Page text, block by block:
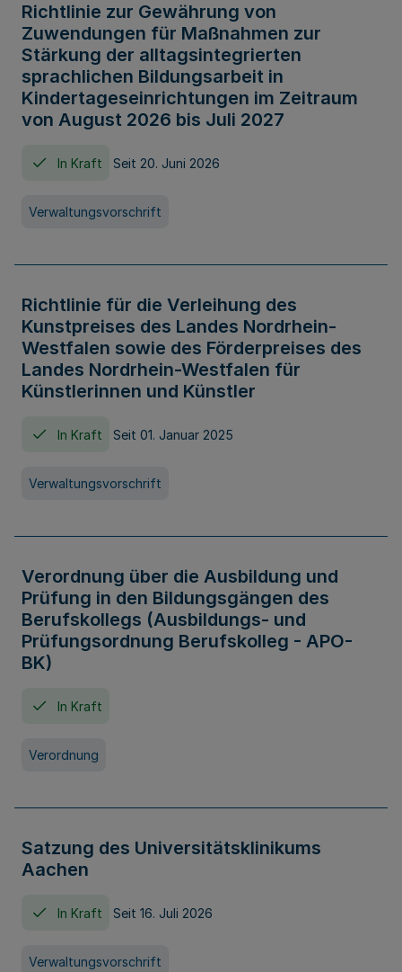
Richtlinie zur Gewährung von
Zuwendungen für Maßnahmen zur
Stärkung der alltagsintegrierten
sprachlichen Bildungsarbeit in
Kindertageseinrichtungen im Zeitraum
von August 2026 bis Juli 2027
In Kraft Seit 20. Juni 2026
Verwaltungsvorschrift
Richtlinie für die Verleihung des
Kunstpreises des Landes Nordrhein-
Westfalen sowie des Förderpreises des
Landes Nordrhein-Westfalen für
Künstlerinnen und Künstler
In Kraft Seit 01. Januar 2025
Verwaltungsvorschrift
Verordnung über die Ausbildung und
Prüfung in den Bildungsgängen des
Berufskollegs (Ausbildungs- und
Prüfungsordnung Berufskolleg - APO-
BK)
In Kraft
Verordnung
Satzung des Universitätsklinikums
Aachen
In Kraft Seit 16. Juli 2026
Verwaltungsvorschrift